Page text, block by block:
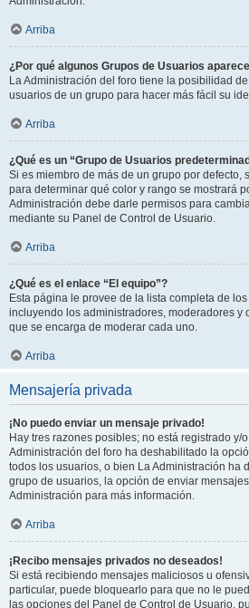
Arriba
¿Por qué algunos Grupos de Usuarios
La Administración del foro tiene la posibilidad
usuarios de un grupo para hacer más fácil su
Arriba
¿Qué es un “Grupo de Usuarios
Si es miembro de más de un grupo por defecto,
para determinar qué color y rango se mostrará
Administración debe darle permisos para
mediante su Panel de Control de Usuario.
Arriba
¿Qué es el enlace “El equipo”?
Esta página le provee de la lista completa de
incluyendo los administradores, moderadores y
que se encarga de moderar cada uno.
Arriba
Mensajería privada
¡No puedo enviar un mensaje privado!
Hay tres razones posibles; no está registrado y/
Administración del foro ha deshabilitado la
todos los usuarios, o bien La Administración ha
grupo de usuarios, la opción de enviar
Administración para más información.
Arriba
¡Recibo mensajes privados no deseados!
Si está recibiendo mensajes maliciosos u
particular, puede bloquearlo para que no le
las opciones del Panel de Control de Usuario,